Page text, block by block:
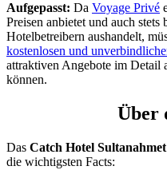
Aufgepasst: Da Voyage Privé
Preisen anbietet und auch stets
Hotelbetreibern aushandelt,
kostenlosen und
attraktiven Angebote im Detail
können.
Über
Das Catch Hotel Sultanahmet
die wichtigsten Facts: